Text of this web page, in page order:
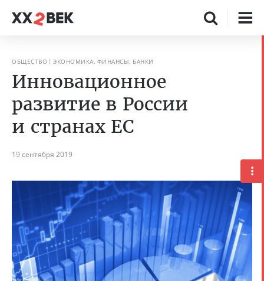
ОБЩЕСТВО ЭКОНОМИКА, ФИНАНСЫ, БАНКИ
Инновационное
развитие в России
и странах ЕС
19 сентября 2019